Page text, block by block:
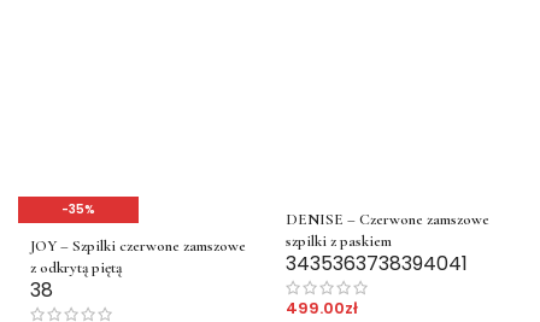
-35%
JOY – Szpilki czerwone zamszowe
z odkrytą piętą
38
DENISE – Czerwone zamszowe
szpilki z paskiem
3435363738394041
499.00zł